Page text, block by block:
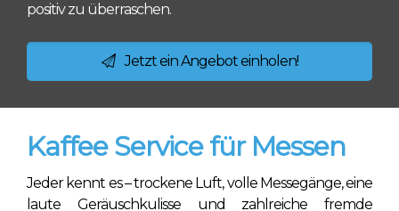
positiv zu überraschen.
Jetzt ein Angebot einholen!
Kaffee Service für Messen
Jeder kennt es – trockene Luft, volle Messegänge, eine
laute Geräuschkulisse und zahlreiche fremde